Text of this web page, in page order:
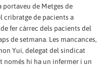
portaveu de Metges de
cribratge de pacients a
fer càrrec dels pacients del
de setmana. Les mancances,
Yui, delegat del sindicat
només hi ha un infermer i un